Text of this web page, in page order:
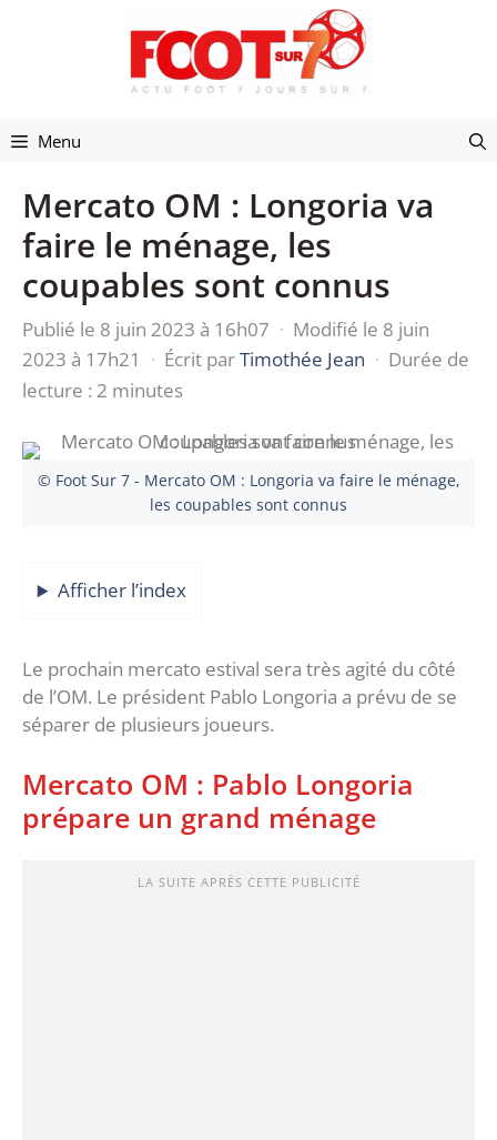
Menu
Mercato OM : Longoria va
faire le ménage, les
coupables sont connus
Publié le 8 juin 2023 à 16h07 · Modifié le 8 juin
2023 à 17h21
· Écrit parTimothée Jean · Durée de
lecture : 2 minutes
© Foot Sur 7 - Mercato OM : Longoria va faire le ménage,
les coupables sont connus
Afficher l’index
Le prochain mercato estival sera très agité du côté
de l’OM. Le président Pablo Longoria a prévu de se
séparer de plusieurs joueurs.
Mercato OM : Pablo Longoria
prépare un grand ménage
LA SUITE APRÈS CETTE PUBLICITÉ